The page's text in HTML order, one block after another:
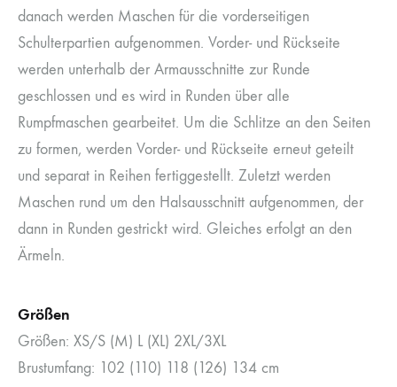
danach werden Maschen für die vorderseitigen
Schulterpartien aufgenommen. Vorder- und Rückseite
werden unterhalb der Armausschnitte zur Runde
geschlossen und es wird in Runden über alle
Rumpfmaschen gearbeitet. Um die Schlitze an den Seiten
zu formen, werden Vorder- und Rückseite erneut geteilt
und separat in Reihen fertiggestellt. Zuletzt werden
Maschen rund um den Halsausschnitt aufgenommen, der
dann in Runden gestrickt wird. Gleiches erfolgt an den
Ärmeln.
Größen
Größen: XS/S (M) L (XL) 2XL/3XL
Brustumfang: 102 (110) 118 (126) 134 cm